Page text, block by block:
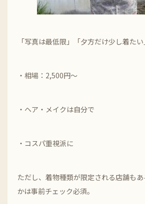
「写真は最低限」「夕方だけ少し着たい
・相場：2,500円～
・ヘア・メイクは自分で
・コスパ重視派に
ただし、着物種類が限定される店舗も
かは事前チェック必須。